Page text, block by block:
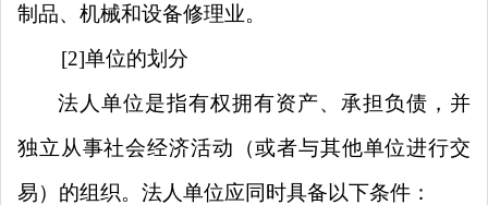
制品、机械和设备修理业。
[2]单位的划分
法人单位是指有权拥有资产、承担负债，并
独立从事社会经济活动（或者与其他单位进行交
易）的组织。法人单位应同时具备以下条件：